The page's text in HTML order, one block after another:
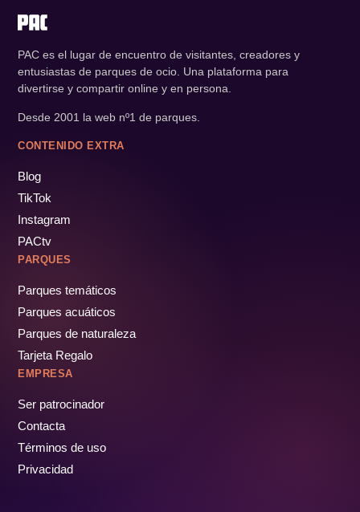
PAC es el lugar de encuentro de visitantes, creadores y
entusiastas de parques de ocio. Una plataforma para
divertirse y compartir online y en persona.
Desde 2001 la web nº1 de parques.
CONTENIDO EXTRA
Blog
TikTok
Instagram
PACtv
PARQUES
Parques temáticos
Parques acuáticos
Parques de naturaleza
Tarjeta Regalo
EMPRESA
Ser patrocinador
Contacta
Términos de uso
Privacidad